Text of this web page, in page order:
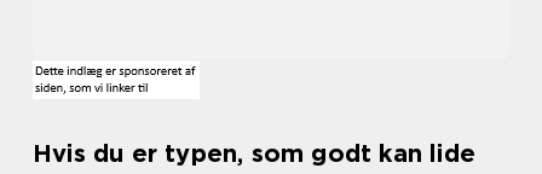
Hvis du er typen, som godt kan lide